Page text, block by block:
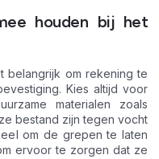
houden bij het
belangrijk om rekening te
Kies altijd voor
materialen zoals
bestand zijn tegen vocht
om de grepen te laten
ervoor te zorgen dat ze